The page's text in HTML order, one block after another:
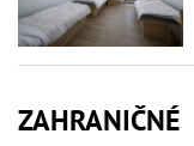
ZAHRANIČNÉ